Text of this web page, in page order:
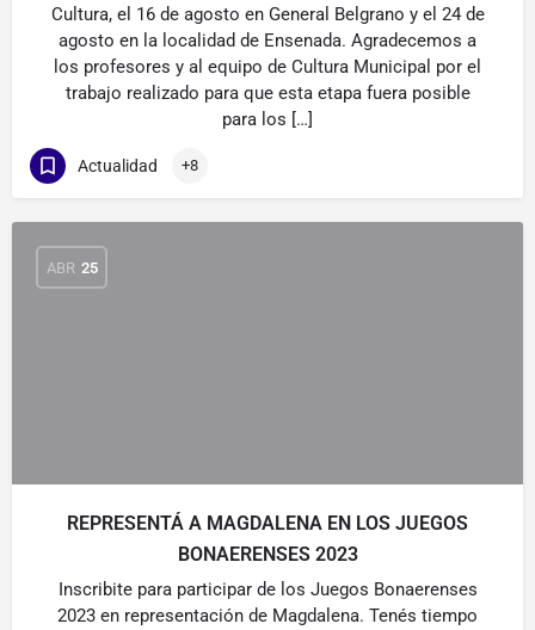
Cultura, el 16 de agosto en General Belgrano y el 24 de
agosto en la localidad de Ensenada. Agradecemos a
los profesores y al equipo de Cultura Municipal por el
trabajo realizado para que esta etapa fuera posible
para los […]
Actualidad +8
ABR 25
REPRESENTÁ A MAGDALENA EN LOS JUEGOS
BONAERENSES 2023
Inscribite para participar de los Juegos Bonaerenses
2023 en representación de Magdalena. Tenés tiempo